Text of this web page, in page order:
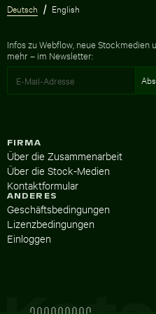
Deutsch English
Infos zu Webflow, neue Stockmedien
mehr – im Newsletter:
FIRMA
Über die Zusammenarbeit
Über die Stock-Medien
Kontaktformular
ANDERES
Geschäftsbedingungen
Lizenzbedingungen
Einloggen